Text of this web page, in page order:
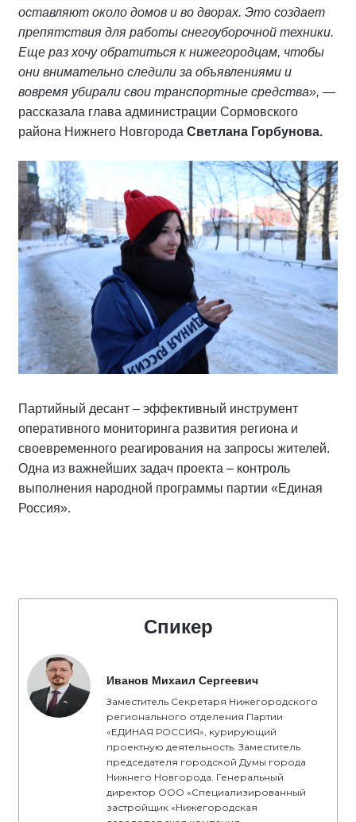
оставляют около домов и во дворах. Это создает
препятствия для работы снегоуборочной техники.
Еще раз хочу обратиться к нижегородцам, чтобы
они внимательно следили за объявлениями и
вовремя убирали свои транспортные средства», —
рассказала глава администрации Сормовского
района Нижнего Новгорода Светлана Горбунова.
Партийный десант – эффективный инструмент
оперативного мониторинга развития региона и
своевременного реагирования на запросы жителей.
Одна из важнейших задач проекта – контроль
выполнения народной программы партии «Единая
Россия».
Спикер
Иванов Михаил Сергеевич
Заместитель Секретаря Нижегородского
регионального отделения Партии
«ЕДИНАЯ РОССИЯ», курирующий
проектную деятельность. Заместитель
председателя городской Думы города
Нижнего Новгорода. Генеральный
директор ООО «Специализированный
застройщик «Нижегородская